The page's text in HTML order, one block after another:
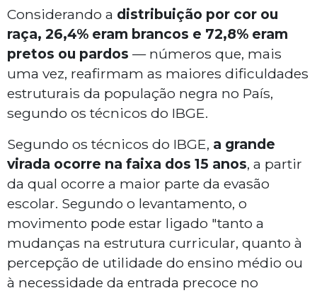
Considerando a distribuição por cor ou
raça, 26,4% eram brancos e 72,8% eram
pretos ou pardos — números que, mais
uma vez, reafirmam as maiores dificuldades
estruturais da população negra no País,
segundo os técnicos do IBGE.
Segundo os técnicos do IBGE, a grande
virada ocorre na faixa dos 15 anos, a partir
da qual ocorre a maior parte da evasão
escolar. Segundo o levantamento, o
movimento pode estar ligado "tanto a
mudanças na estrutura curricular, quanto à
percepção de utilidade do ensino médio ou
à necessidade da entrada precoce no